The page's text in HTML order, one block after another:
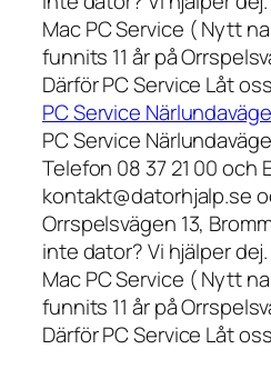
Mac PC Service ( Nytt
funnits 11 år på
Därför PC Service Låt
PC Service
PC Service
Telefon 08 37 21 00 och
kontakt@datorhjalp.se
Orrspelsvägen 13,
inte dator? Vi hjälper
Mac PC Service ( Nytt
funnits 11 år på
Därför PC Service Låt